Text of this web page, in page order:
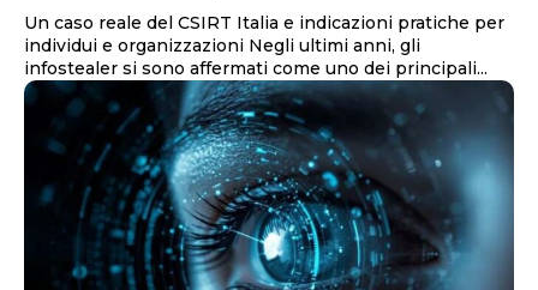
Un caso reale del CSIRT Italia e indicazioni pratiche per
individui e organizzazioni Negli ultimi anni, gli
infostealer si sono affermati come uno dei principali...